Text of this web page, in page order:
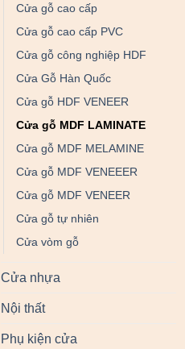
Cửa gỗ cao cấp
Cửa gỗ cao cấp PVC
Cửa gỗ công nghiệp HDF
Cửa Gỗ Hàn Quốc
Cửa gỗ HDF VENEER
Cửa gỗ MDF LAMINATE
Cửa gỗ MDF MELAMINE
Cửa gỗ MDF VENEEER
Cửa gỗ MDF VENEER
Cửa gỗ tự nhiên
Cửa vòm gỗ
Cửa nhựa
Nội thất
Phụ kiện cửa